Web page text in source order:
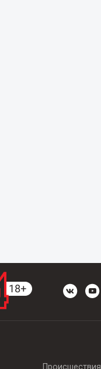
Происшествия